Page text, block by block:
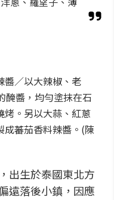
醬／以大辣椒、老
醃醬，均勻塗抹在石
烤。另以大蒜、紅蔥
成蕃茄香料辣醬。(陳
出生於泰國東北方
遠落後小鎮，因應